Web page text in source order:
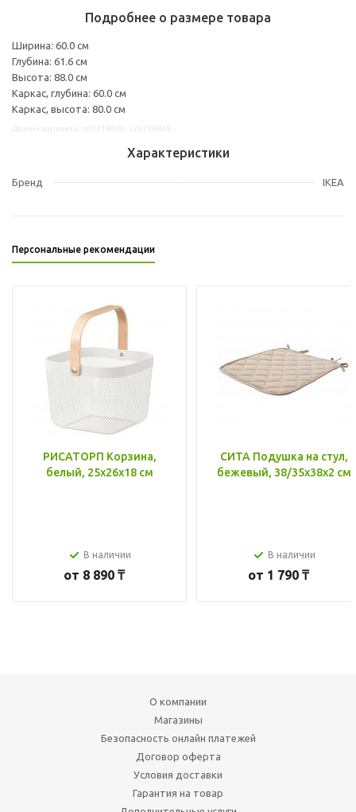
Подробнее о размере товара
Ширина: 60.0 см
Глубина: 61.6 см
Высота: 88.0 см
Каркас, глубина: 60.0 см
Каркас, высота: 80.0 см
Характеристики
Бренд IKEA
Персональные рекомендации
РИСАТОРП Корзина,
белый, 25x26x18 см
В наличии
от 8 890 ₸
СИТА Подушка на стул,
бежевый, 38/35x38x2 см
В наличии
от 1 790 ₸
О компании
Магазины
Безопасность онлайн платежей
Договор оферта
Условия доставки
Гарантия на товар